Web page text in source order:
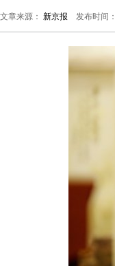
文章来源： 新京报 发布时间